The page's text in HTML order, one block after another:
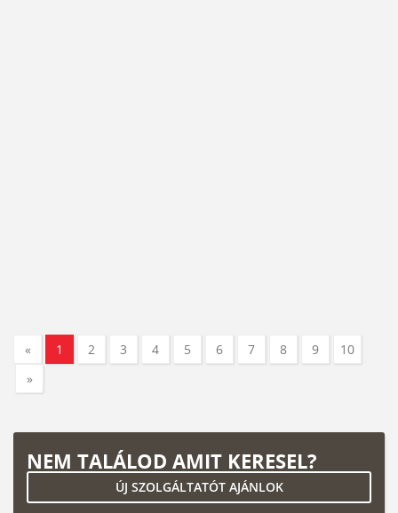
« 1 2 3 4 5 6 7 8 9
10
»
NEM TALÁLOD AMIT KERESEL?
ÚJ SZOLGÁLTATÓT AJÁNLOK